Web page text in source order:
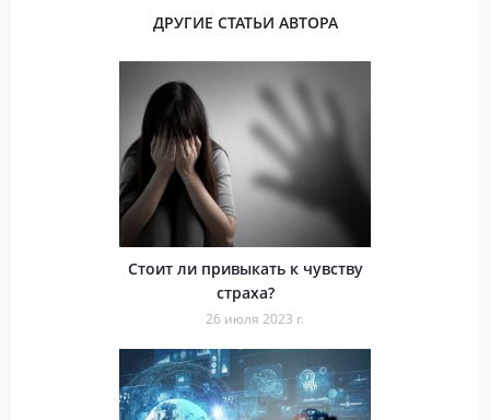
ДРУГИЕ СТАТЬИ АВТОРА
Стоит ли привыкать к чувству
страха?
26 июля 2023 г.